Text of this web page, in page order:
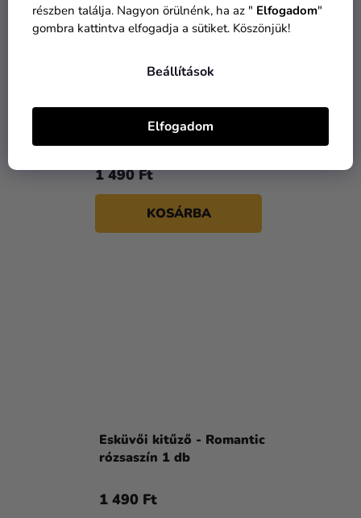
részben találja. Nagyon örülnénk, ha az " Elfogadom"
gombra kattintva elfogadja a sütiket. Köszönjük!
Beállítások
Elfogadom
piros 1 db
1 490 Ft
KOSÁRBA
Esküvői kitűző - Romantic
rózsaszín 1 db
1 490 Ft